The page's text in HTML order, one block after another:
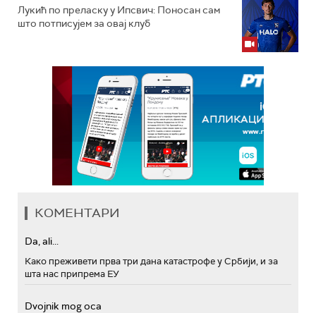
Лукић по преласку у Ипсвич: Поносан сам
што потписујем за овај клуб
КОМЕНТАРИ
Da, ali...
Како преживети прва три дана катастрофе у Србији, и за
шта нас припрема ЕУ
Dvojnik mog oca